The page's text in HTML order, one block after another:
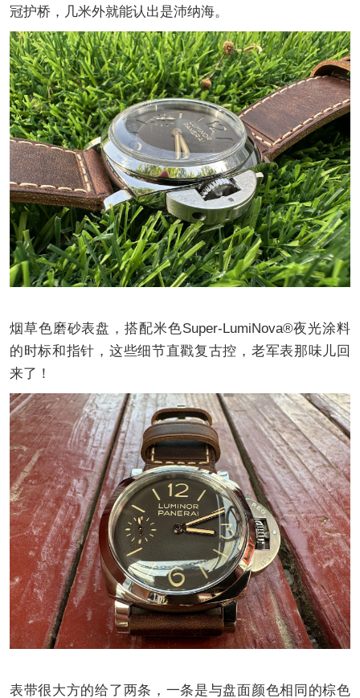
冠护桥，几米外就能认出是沛纳海。
烟草色磨砂表盘，搭配米色Super-LumiNova®夜光涂料
的时标和指针，这些细节直戳复古控，老军表那味儿回
来了！
表带很大方的给了两条，一条是与盘面颜色相同的棕色